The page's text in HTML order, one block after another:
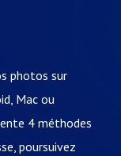
photos sur
Mac ou
4 méthodes
poursuivez